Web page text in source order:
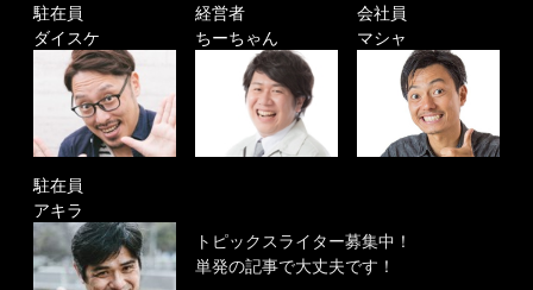
駐在員
ダイスケ
経営者
ちーちゃん
会社員
マシャ
駐在員
アキラ
トピックスライター募集中！
単発の記事で大丈夫です！